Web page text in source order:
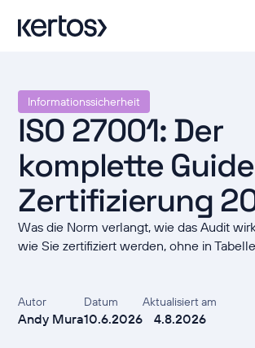
Informationssicherheit
ISO 27001: Der
komplette
Zertifizierung
Was die Norm verlangt, wie das Audit
wie Sie zertifiziert werden, ohne in
Autor
Andy Mura
Datum
10.6.2026
Aktualisiert am
4.8.2026